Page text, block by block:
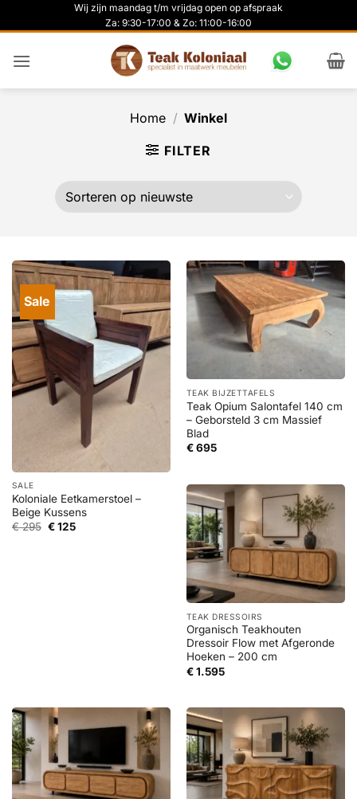
naar
Wij zijn maandag t/m vrijdag open op afspraak
Za: 9:30-17:00 & Zo: 11:00-16:00
Home / Winkel
FILTER
Sale
SALE
Koloniale Eetkamerstoel –
Beige Kussens
€295 Oorspronkelijke
€125Huidige
TEAK BIJZETTAFELS
Teak Opium Salontafel 140 cm
– Geborsteld 3 cm Massief
Blad
€695
TEAK DRESSOIRS
Organisch Teakhouten
Dressoir Flow met Afgeronde
Hoeken – 200 cm
€1.595